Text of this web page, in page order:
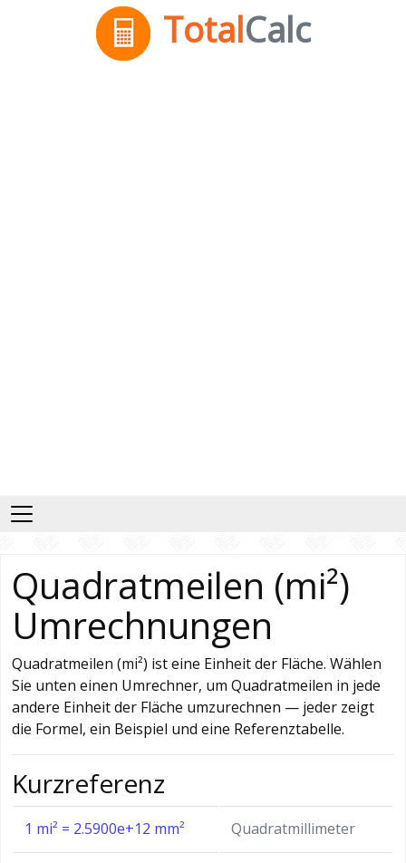
TotalCalc
Quadratmeilen (mi²)
Umrechnungen
Quadratmeilen (mi²) ist eine Einheit der Fläche. Wählen
Sie unten einen Umrechner, um Quadratmeilen in jede
andere Einheit der Fläche umzurechnen — jeder zeigt
die Formel, ein Beispiel und eine Referenztabelle.
Kurzreferenz
1 mi² = 2.5900e+12 mm² Quadratmillimeter